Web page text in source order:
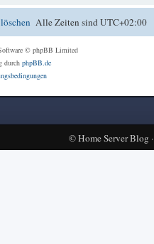
Alle Zeiten sindUTC+02:00
© phpBB Limited
durch phpBB.de
©Home Server Blog